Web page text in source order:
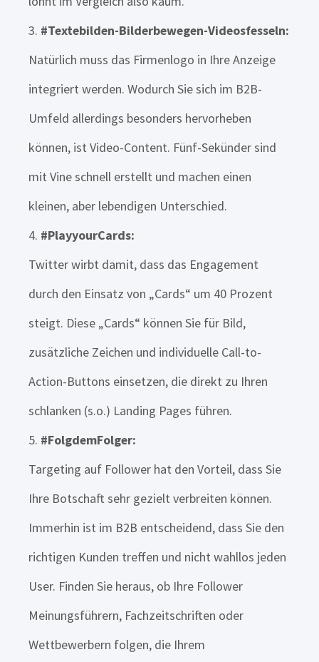
#Textebilden-Bilderbewegen-Videosfesseln:
Natürlich muss das Firmenlogo in Ihre Anzeige
integriert werden. Wodurch Sie sich im B2B-
Umfeld allerdings besonders hervorheben
können, ist Video-Content. Fünf-Sekünder sind
mit Vine schnell erstellt und machen einen
kleinen, aber lebendigen Unterschied.
#PlayyourCards:
Twitter wirbt damit, dass das Engagement
durch den Einsatz von „Cards“ um 40 Prozent
steigt. Diese „Cards“ können Sie für Bild,
zusätzliche Zeichen und individuelle Call-to-
Action-Buttons einsetzen, die direkt zu Ihren
schlanken (s.o.) Landing Pages führen.
#FolgdemFolger:
Targeting auf Follower hat den Vorteil, dass Sie
Ihre Botschaft sehr gezielt verbreiten können.
Immerhin ist im B2B entscheidend, dass Sie den
richtigen Kunden treffen und nicht wahllos jeden
User. Finden Sie heraus, ob Ihre Follower
Meinungsführern, Fachzeitschriften oder
Wettbewerbern folgen, die Ihrem